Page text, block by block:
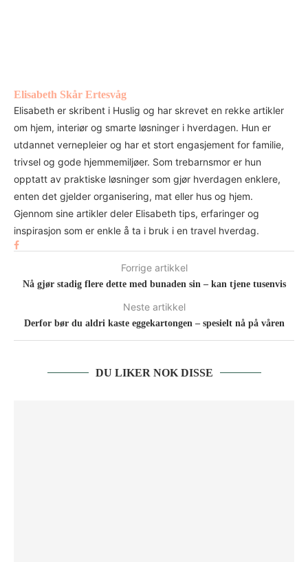
Elisabeth Skår Ertesvåg
Elisabeth er skribent i Huslig og har skrevet en rekke artikler
om hjem, interiør og smarte løsninger i hverdagen. Hun er
utdannet vernepleier og har et stort engasjement for familie,
trivsel og gode hjemmemiljøer. Som trebarnsmor er hun
opptatt av praktiske løsninger som gjør hverdagen enklere,
enten det gjelder organisering, mat eller hus og hjem.
Gjennom sine artikler deler Elisabeth tips, erfaringer og
inspirasjon som er enkle å ta i bruk i en travel hverdag.
Forrige artikkel
Nå gjør stadig flere dette med bunaden sin – kan tjene tusenvis
Neste artikkel
Derfor bør du aldri kaste eggekartongen – spesielt nå på våren
DU LIKER NOK DISSE